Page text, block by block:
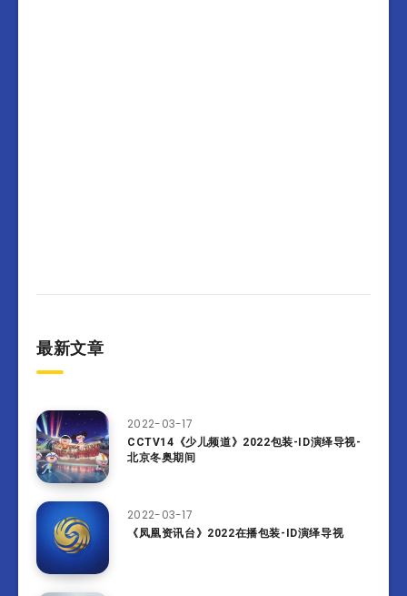
最新文章
2022-03-17
CCTV14《少儿频道》2022包装-ID演绎导视-
北京冬奥期间
2022-03-17
《凤凰资讯台》2022在播包装-ID演绎导视